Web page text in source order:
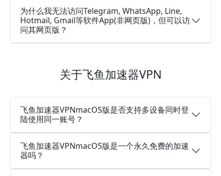
为什么我无法访问Telegram, WhatsApp, Line,
Hotmail, Gmail等软件App(非网页版)，但可以访
问其网页版？
关于飞鱼加速器VPN
飞鱼加速器VPNmacOS版是否支持多设备同时登
陆使用同一账号？
飞鱼加速器VPNmacOS版是一个永久免费的加速
器吗？